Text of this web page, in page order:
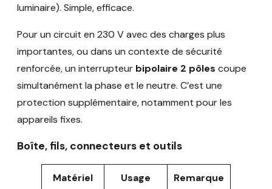
luminaire). Simple, efficace.
Pour un circuit en 230 V avec des charges plus
importantes, ou dans un contexte de sécurité
renforcée, un interrupteur bipolaire 2 pôles coupe
simultanément la phase et le neutre. C’est une
protection supplémentaire, notamment pour les
appareils fixes.
Boîte, fils, connecteurs et outils
Matériel Usage Remarque